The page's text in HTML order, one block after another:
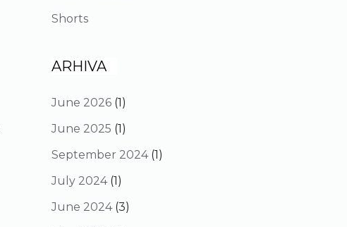
Shorts
ARHIVA
June 2026 (1)
June 2025 (1)
September 2024(1)
July 2024(1)
June 2024(3)